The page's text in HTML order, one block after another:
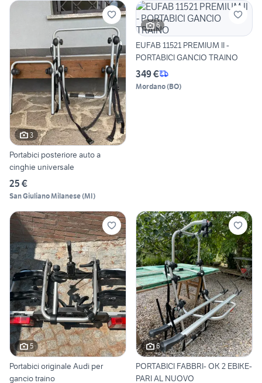
3
Portabici posteriore auto a
cinghie universale
25 €
San Giuliano Milanese(MI)
6
EUFAB 11521 PREMIUM II -
PORTABICI GANCIO TRAINO
349 €
Mordano(BO)
5
Portabici originale Audi per
gancio traino
6
PORTABICI FABBRI- OK 2 EBIKE-
PARI AL NUOVO